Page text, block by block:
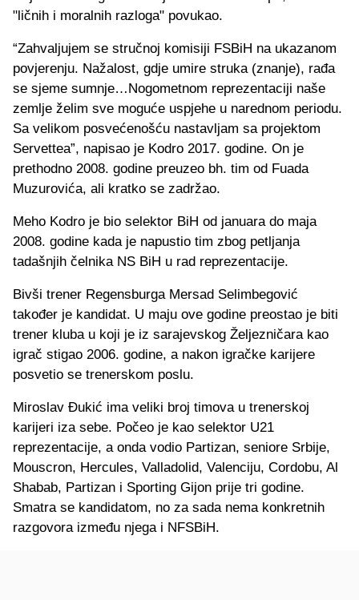
"ličnih i moralnih razloga" povukao.
“Zahvaljujem se stručnoj komisiji FSBiH na ukazanom
povjerenju. Nažalost, gdje umire struka (znanje), rađa
se sjeme sumnje…Nogometnom reprezentaciji naše
zemlje želim sve moguće uspjehe u narednom periodu.
Sa velikom posvećenošću nastavljam sa projektom
Servettea”, napisao je Kodro 2017. godine. On je
prethodno 2008. godine preuzeo bh. tim od Fuada
Muzurovića, ali kratko se zadržao.
Meho Kodro je bio selektor BiH od januara do maja
2008. godine kada je napustio tim zbog petljanja
tadašnjih čelnika NS BiH u rad reprezentacije.
Bivši trener Regensburga Mersad Selimbegović
također je kandidat. U maju ove godine preostao je biti
trener kluba u koji je iz sarajevskog Željezničara kao
igrač stigao 2006. godine, a nakon igračke karijere
posvetio se trenerskom poslu.
Miroslav Đukić ima veliki broj timova u trenerskoj
karijeri iza sebe. Počeo je kao selektor U21
reprezentacije, a onda vodio Partizan, seniore Srbije,
Mouscron, Hercules, Valladolid, Valenciju, Cordobu, Al
Shabab, Partizan i Sporting Gijon prije tri godine.
Smatra se kandidatom, no za sada nema konkretnih
razgovora između njega i NFSBiH.